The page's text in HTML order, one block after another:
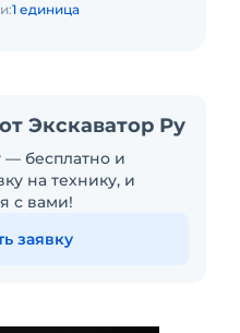
1 единица
Экскаватор Ру
— бесплатно и
на технику, и
с вами!
заявку